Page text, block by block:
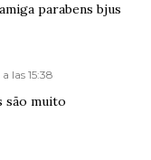
parabens bjus
las 15:38
são muito